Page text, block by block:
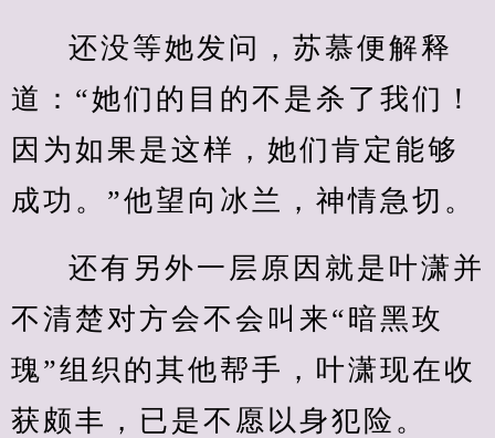
还没等她发问，苏慕便解释
道：“她们的目的不是杀了我们！
因为如果是这样，她们肯定能够
成功。”他望向冰兰，神情急切。
还有另外一层原因就是叶潇并
不清楚对方会不会叫来“暗黑玫
瑰”组织的其他帮手，叶潇现在收
获颇丰，已是不愿以身犯险。